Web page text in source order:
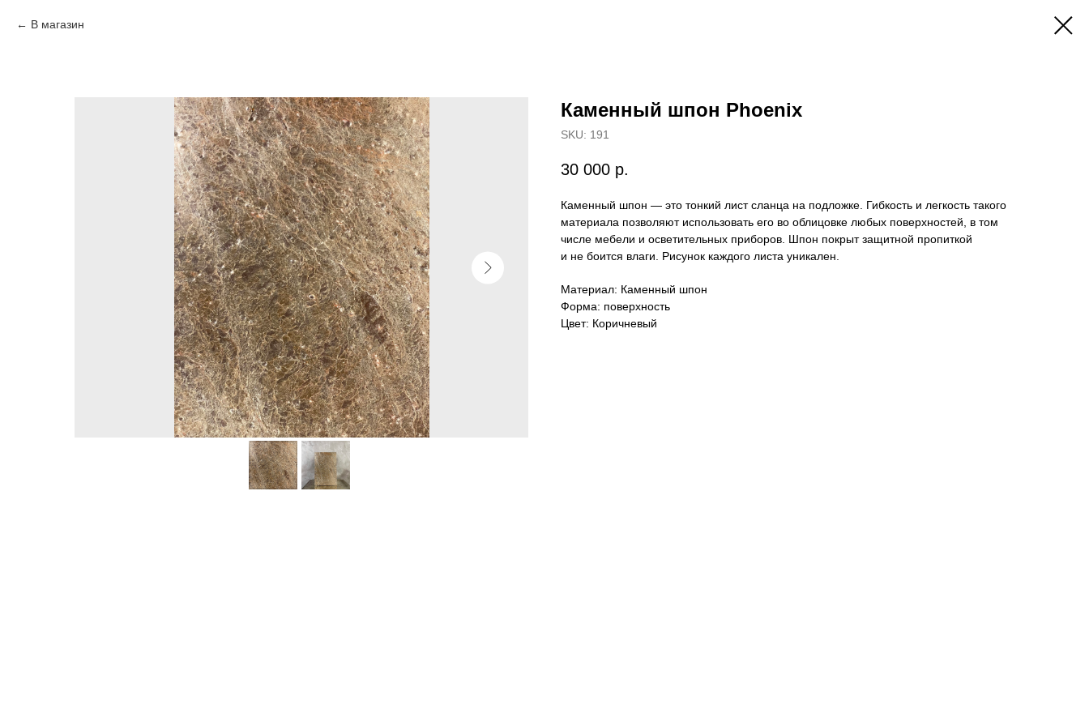
В магазин
Каменный шпон Phoenix
SKU: 191
30 000 р.
Каменный шпон — это тонкий лист сланца на подложке. Гибкость и легкость такого
материала позволяют использовать его во облицовке любых поверхностей, в том
числе мебели и осветительных приборов. Шпон покрыт защитной пропиткой
и не боится влаги. Рисунок каждого листа уникален.
Материал: Каменный шпон
Форма: поверхность
Цвет: Коричневый